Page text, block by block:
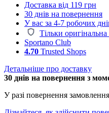
Доставка від 119 грн
30 днів на повернення
У вас за 4-7 робочих
Тільки
Sportano Club
4.70 Trusted Shops
Детальніше про доставку
30 днів на повернення з
У разі повернення